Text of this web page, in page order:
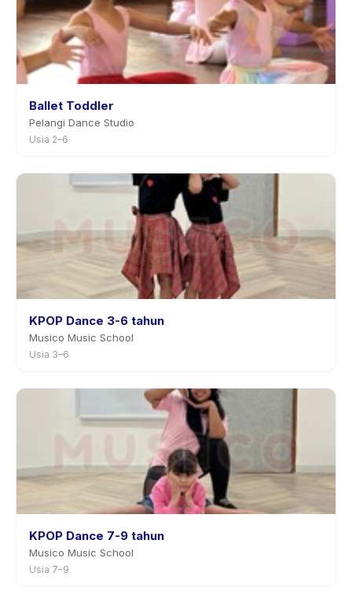
Ballet Toddler
Pelangi Dance Studio
Usia 2–6
KPOP Dance 3-6 tahun
Musico Music School
Usia 3–6
KPOP Dance 7-9 tahun
Musico Music School
Usia 7–9